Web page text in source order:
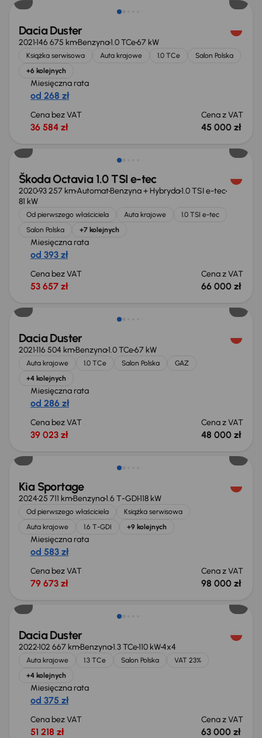
Dacia Duster
2021146 675 kmBenzyna1.0 TCe67 kW
Książka serwisowa Auta krajowe 1.0 TCe
Salon Polska
+6 kolejnych
Miesięczna rata
od 268 zł
Cena bez VAT
36 584 zł
Cena z VAT
45 000 zł
Taniej o 1 000 zł
Škoda Octavia 1.0 TSI e-tec
202093 257 kmAutomatBenzyna + Hybryda1.0 TSI e-tec
81 kW
Od pierwszego właściciela Auta krajowe
1.0 TSI e-tec
Salon Polska
+7 kolejnych
Miesięczna rata
od 393 zł
Cena bez VAT
53 657 zł
Cena z VAT
66 000 zł
Możliwość odliczenia VAT
Dacia Duster
2021116 504 kmBenzyna1.0 TCe67 kW
Auta krajowe 1.0 TCe Salon Polska
GAZ
+4 kolejnych
Miesięczna rata
od 286 zł
Cena bez VAT
39 023 zł
Cena z VAT
48 000 zł
Taniej o 2 000 zł
Kia Sportage
202425 711 kmBenzyna1.6 T-GDI118 kW
Od pierwszego właściciela
Książka serwisowa
Auta krajowe
1.6 T-GDI +9 kolejnych
Miesięczna rata
od 583 zł
Cena bez VAT
79 673 zł
Cena z VAT
98 000 zł
Możliwość odliczenia VAT
Dacia Duster
2022102 667 kmBenzyna1.3 TCe110 kW4x4
Auta krajowe 1.3 TCe Salon Polska
VAT 23%
+4 kolejnych
Miesięczna rata
od 375 zł
Cena bez VAT
51 218 zł
Cena z VAT
63 000 zł